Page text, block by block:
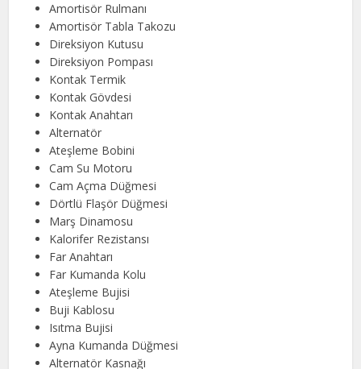
Amortisör Rulmanı
Amortisör Tabla Takozu
Direksiyon Kutusu
Direksiyon Pompası
Kontak Termik
Kontak Gövdesi
Kontak Anahtarı
Alternatör
Ateşleme Bobini
Cam Su Motoru
Cam Açma Düğmesi
Dörtlü Flaşör Düğmesi
Marş Dinamosu
Kalorifer Rezistansı
Far Anahtarı
Far Kumanda Kolu
Ateşleme Bujisi
Buji Kablosu
Isıtma Bujisi
Ayna Kumanda Düğmesi
Alternatör Kasnağı